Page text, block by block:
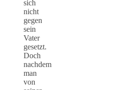
sich
nicht
gegen
sein
Vater
gesetzt.
Doch
nachdem
man
von